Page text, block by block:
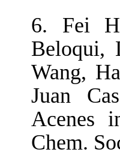
6. Fei
Beloqui,
Wang,
Juan
Acenes
Chem.